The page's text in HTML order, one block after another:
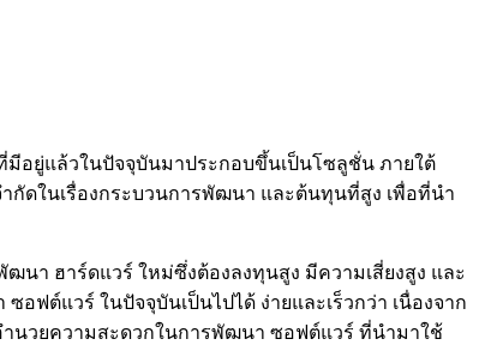
มีอยู่แล้วในปัจจุบันมาประกอบขึ้นเป็นโซลูชั่น ภายใต้
กัดในเรื่องกระบวนการพัฒนา และต้นทุนที่สูง เพื่อที่นำ
นา ฮาร์ดแวร์ ใหม่ซึ่งต้องลงทุนสูง มีความเสี่ยงสูง และ
ฟต์แวร์ ในปัจจุบันเป็นไปได้ ง่ายและเร็วกว่า เนื่องจาก
ำนวยความสะดวกในการพัฒนา ซอฟต์แวร์ ที่นำมาใช้